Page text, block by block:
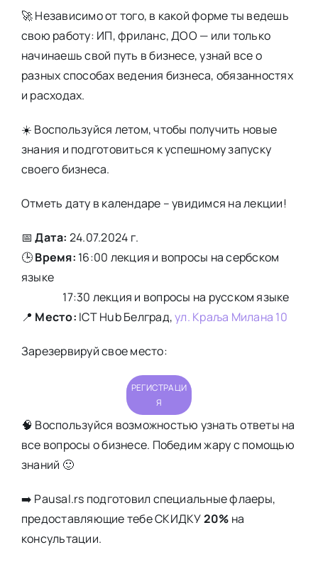
🚀 Независимо от того, в какой форме ты ведешь
свою работу: ИП, фриланс, ДОО — или только
начинаешь свой путь в бизнесе, узнай все о
разных способах ведения бизнеса, обязанностях
и расходах.
☀️ Воспользуйся летом, чтобы получить новые
знания и подготовиться к успешному запуску
своего бизнеса.
Отметь дату в календаре – увидимся на лекции!
📅Дата: 24.07.2024 г.
🕒Время: 16:00 лекция и вопросы на сербском
языке
17:30 лекция и вопросы на русском языке
📍 Место: ICT Hub Белград,ул. Краља Милана 10
Зарезервируй свое место:
РЕГИСТРАЦИ
Я
🧠 Воспользуйся возможностью узнать ответы на
все вопросы о бизнесе. Победим жару с помощью
знаний 🙂
➡️ Pausal.rs подготовил специальные флаеры,
предоставляющие тебе СКИДКУ20% на
консультации.